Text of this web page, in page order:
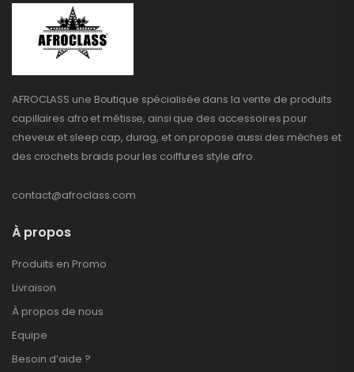
AFROCLASS une Boutique spécialisée dans la vente de produits
capillaires afro et métisse, ainsi que des accessoires pour
cheveux et sleep cap, durag, et on propose aussi des mèches et
des crochets braids pour les coiffures style afro.
contact@afroclass.com
À propos
Produits en Promo
Livraison
À propos de nous
Equipe
Besoin d’aide ?